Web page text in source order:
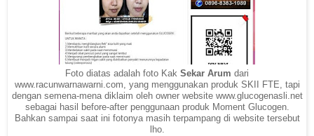
Foto diatas adalah foto Kak Sekar Arum dari
www.racunwarnawarni.com, yang menggunakan produk SKII FTE, tapi
dengan semena-mena diklaim oleh owner website www.glucogenasli.net
sebagai hasil before-after penggunaan produk Moment Glucogen.
Bahkan sampai saat ini fotonya masih terpampang di website tersebut
lho.